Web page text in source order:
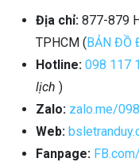
Địa chỉ: 877-879
TPHCM (BẢN ĐỒ
Hotline: 098 117
lịch )
Zalo: zalo.me/
Web:
Fanpage: